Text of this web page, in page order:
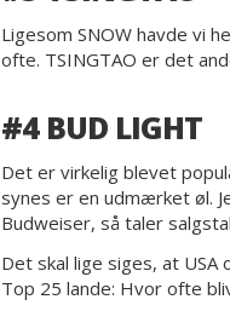
Ligesom SNOW havde vi
ofte. TSINGTAO er det
#4 BUD LIGHT
Det er virkelig blevet
synes er en udmærket øl.
Budweiser, så taler
Det skal lige siges, at
Top 25 lande: Hvor ofte